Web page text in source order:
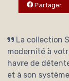
Partager
La collection
modernité à
havre de
et à son